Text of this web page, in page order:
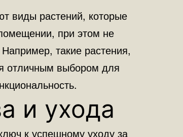
виды растений, которые
при этом не
такие растения,
отличным выбором для
и ухода
к успешному уходу за